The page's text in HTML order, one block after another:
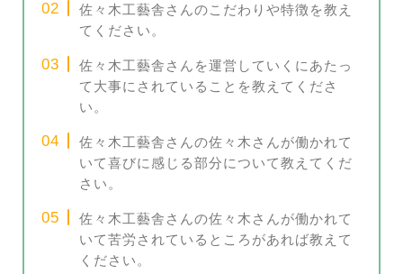
佐々木工藝舎さんのこだわりや特徴を教え
てください。
佐々木工藝舎さんを運営していくにあたっ
て大事にされていることを教えてくださ
い。
佐々木工藝舎さんの佐々木さんが働かれて
いて喜びに感じる部分について教えてくだ
さい。
佐々木工藝舎さんの佐々木さんが働かれて
いて苦労されているところがあれば教えて
ください。